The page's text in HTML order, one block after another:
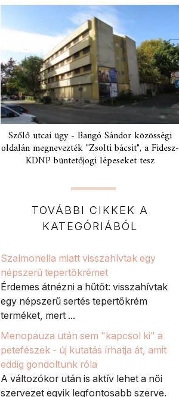
Szőlő utcai ügy - Bangó Sándor közösségi
oldalán megnevezték "Zsolti bácsit", a Fidesz-
KDNP büntetőjogi lépeseket tesz
TOVÁBBI CIKKEK A
KATEGÓRIÁBÓL
Szalmonella miatt visszahívtak egy
népszerű tepertőkrémet
Érdemes átnézni a hűtőt: visszahívtak
egy népszerű sertés tepertőkrém
terméket, mert ...
Menopauza után sem "kapcsol ki" a
petefészek - új kutatás írhatja át, amit
eddig gondoltunk róla
A változókor után is aktív lehet a női
szervezet egyik legfontosabb szerve.